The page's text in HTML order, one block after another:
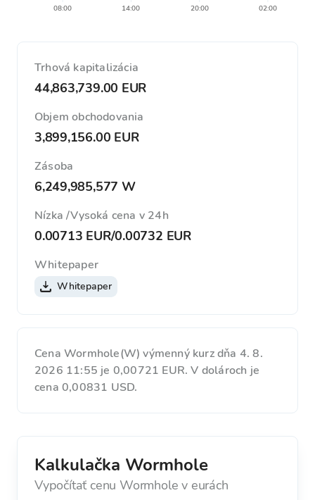
08:00 14:00 20:00 02:00
Trhová kapitalizácia
44,863,739.00 EUR
Objem obchodovania
3,899,156.00 EUR
Zásoba
6,249,985,577 W
Nízka /Vysoká cena v 24h
0.00713 EUR/0.00732 EUR
Whitepaper
Whitepaper
Cena Wormhole(W) výmenný kurz dňa 4. 8.
2026 11:55 je 0,00721 EUR. V dolároch je
cena 0,00831 USD.
Kalkulačka Wormhole
Vypočítať cenu Wormhole v eurách